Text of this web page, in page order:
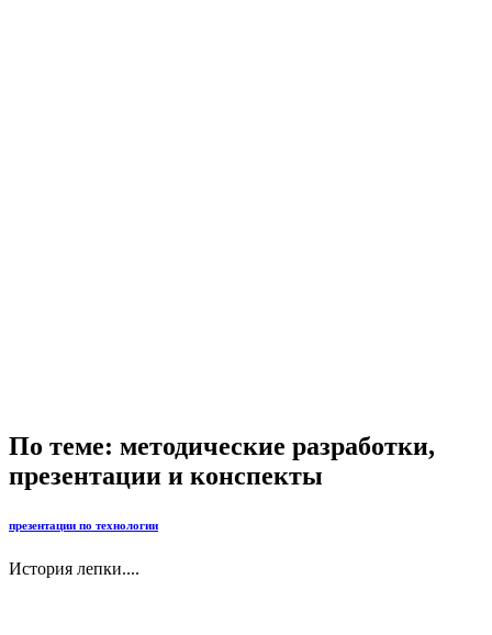
По теме: методические разработки,
презентации и конспекты
презентации по технологии
История лепки....